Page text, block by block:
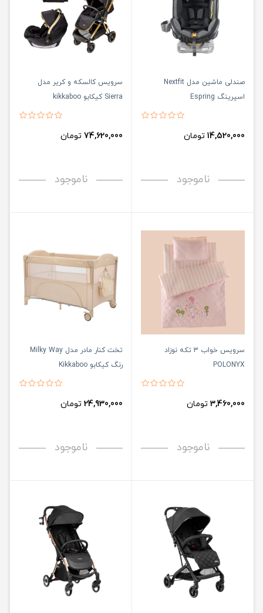
صندلی ماشین مدل Nextfit
اسپرینگ Espring
14,520,000 تومان
ناموجود
سرویس کالسکه و کریر مدل
Sierra کیکابو kikkaboo
74,620,000 تومان
ناموجود
سرویس خواب 3 تکه نوزاد
POLONYX
3,460,000 تومان
ناموجود
تخت کنار مادر مدل Milky Way
رنگ کیکابو Kikkaboo
24,930,000 تومان
ناموجود